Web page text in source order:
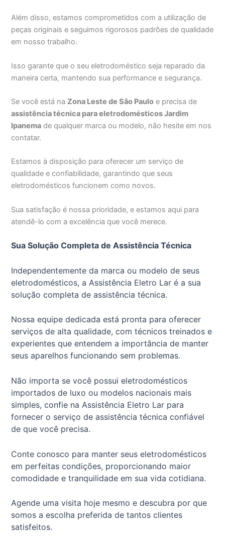
Além disso, estamos comprometidos com a utilização de
peças originais e seguimos rigorosos padrões de qualidade
em nosso trabalho.
Isso garante que o seu eletrodoméstico seja reparado da
maneira certa, mantendo sua performance e segurança.
Se você está naZona Leste de São Paulo e precisa de
assistência técnica para eletrodomésticos Jardim
Ipanema de qualquer marca ou modelo, não hesite em nos
contatar.
Estamos à disposição para oferecer um serviço de
qualidade e confiabilidade, garantindo que seus
eletrodomésticos funcionem como novos.
Sua satisfação é nossa prioridade, e estamos aqui para
atendê-lo com a excelência que você merece.
Sua Solução Completa de Assistência Técnica
Independentemente da marca ou modelo de seus
eletrodomésticos, a Assistência Eletro Lar é a sua
solução completa de assistência técnica.
Nossa equipe dedicada está pronta para oferecer
serviços de alta qualidade, com técnicos treinados e
experientes que entendem a importância de manter
seus aparelhos funcionando sem problemas.
Não importa se você possui eletrodomésticos
importados de luxo ou modelos nacionais mais
simples, confie na Assistência Eletro Lar para
fornecer o serviço de assistência técnica confiável
de que você precisa.
Conte conosco para manter seus eletrodomésticos
em perfeitas condições, proporcionando maior
comodidade e tranquilidade em sua vida cotidiana.
Agende uma visita hoje mesmo e descubra por que
somos a escolha preferida de tantos clientes
satisfeitos.